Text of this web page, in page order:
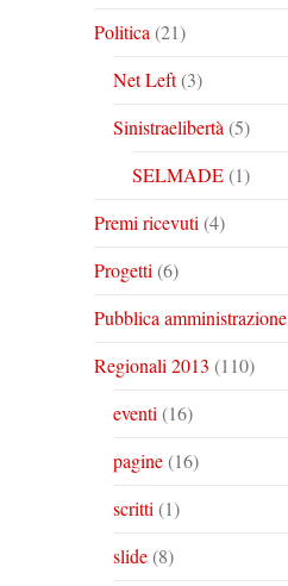
Politica (21)
Net Left(3)
Sinistraelibertà (5)
SELMADE(1)
Premi ricevuti (4)
Progetti (6)
Pubblica amministrazione
Regionali 2013 (110)
eventi (16)
pagine(16)
scritti (1)
slide(8)